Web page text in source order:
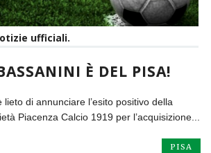
ufficiali.
È DEL PISA!
lieto di annunciare l’esito positivo della
Piacenza Calcio 1919 per l’acquisizione...
PISA